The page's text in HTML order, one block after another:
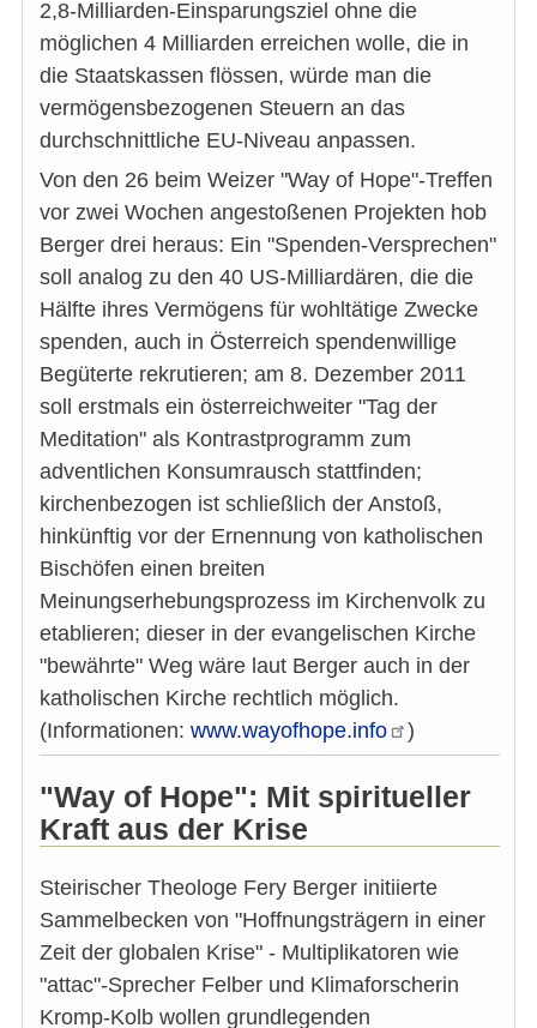
2,8-Milliarden-Einsparungsziel ohne die
möglichen 4 Milliarden erreichen wolle, die in
die Staatskassen flössen, würde man die
vermögensbezogenen Steuern an das
durchschnittliche EU-Niveau anpassen.
Von den 26 beim Weizer "Way of Hope"-Treffen
vor zwei Wochen angestoßenen Projekten hob
Berger drei heraus: Ein "Spenden-Versprechen"
soll analog zu den 40 US-Milliardären, die die
Hälfte ihres Vermögens für wohltätige Zwecke
spenden, auch in Österreich spendenwillige
Begüterte rekrutieren; am 8. Dezember 2011
soll erstmals ein österreichweiter "Tag der
Meditation" als Kontrastprogramm zum
adventlichen Konsumrausch stattfinden;
kirchenbezogen ist schließlich der Anstoß,
hinkünftig vor der Ernennung von katholischen
Bischöfen einen breiten
Meinungserhebungsprozess im Kirchenvolk zu
etablieren; dieser in der evangelischen Kirche
"bewährte" Weg wäre laut Berger auch in der
katholischen Kirche rechtlich möglich.
(Informationen: www.wayofhope.info )
"Way of Hope": Mit spiritueller
Kraft aus der Krise
Steirischer Theologe Fery Berger initiierte
Sammelbecken von "Hoffnungsträgern in einer
Zeit der globalen Krise" - Multiplikatoren wie
"attac"-Sprecher Felber und Klimaforscherin
Kromp-Kolb wollen grundlegenden